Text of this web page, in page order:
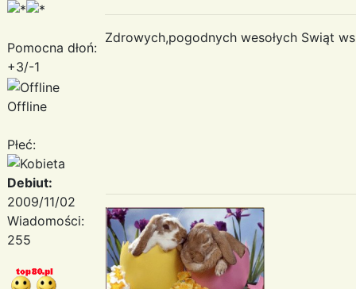
Pomocna dłoń:
+3/-1
Offline
Płeć:
Debiut:
2009/11/02
Wiadomości:
255
Zdrowych,pogodnych wesołych Swiąt